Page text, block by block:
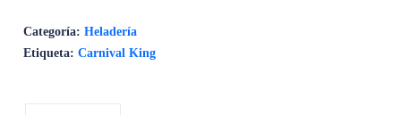
Categoría:Heladería
Etiqueta:Carnival King